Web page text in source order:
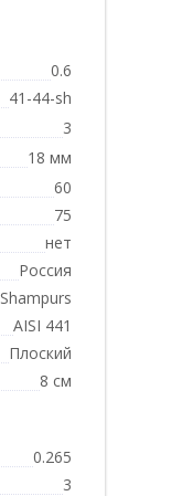
0.6
41-44-sh
3
18 мм
60
75
нет
Россия
Shampurs
AISI 441
Плоский
8 см
0.265
3